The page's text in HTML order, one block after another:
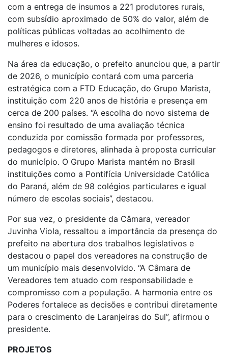
com a entrega de insumos a 221 produtores rurais,
com subsídio aproximado de 50% do valor, além de
políticas públicas voltadas ao acolhimento de
mulheres e idosos.
Na área da educação, o prefeito anunciou que, a partir
de 2026, o município contará com uma parceria
estratégica com a FTD Educação, do Grupo Marista,
instituição com 220 anos de história e presença em
cerca de 200 países. “A escolha do novo sistema de
ensino foi resultado de uma avaliação técnica
conduzida por comissão formada por professores,
pedagogos e diretores, alinhada à proposta curricular
do município. O Grupo Marista mantém no Brasil
instituições como a Pontifícia Universidade Católica
do Paraná, além de 98 colégios particulares e igual
número de escolas sociais”, destacou.
Por sua vez, o presidente da Câmara, vereador
Juvinha Viola, ressaltou a importância da presença do
prefeito na abertura dos trabalhos legislativos e
destacou o papel dos vereadores na construção de
um município mais desenvolvido. “A Câmara de
Vereadores tem atuado com responsabilidade e
compromisso com a população. A harmonia entre os
Poderes fortalece as decisões e contribui diretamente
para o crescimento de Laranjeiras do Sul”, afirmou o
presidente.
PROJETOS